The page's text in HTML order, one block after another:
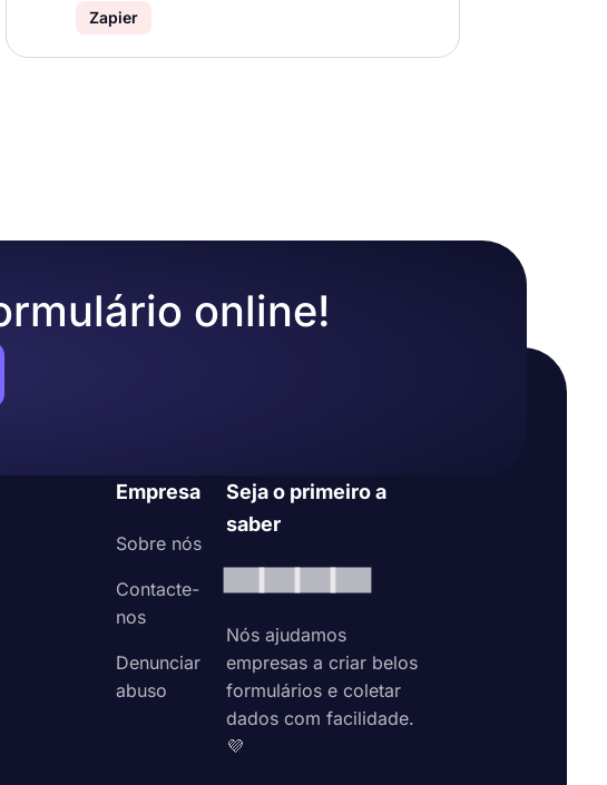
Zapier
online!
Empresa
Sobre nós
Contacte-
nos
Denunciar
abuso
Seja o primeiro a
saber
Nós ajudamos
empresas a criar belos
formulários e coletar
dados com facilidade.
💜